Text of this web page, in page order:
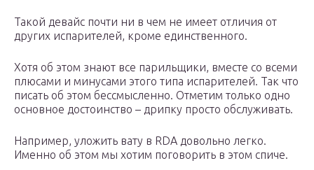
Такой девайс почти ни в чем не имеет отличия от
других испарителей, кроме единственного.
Хотя об этом знают все парильщики, вместе со всеми
плюсами и минусами этого типа испарителей. Так что
писать об этом бессмысленно. Отметим только одно
основное достоинство – дрипку просто обслуживать.
Например, уложить вату в RDA довольно легко.
Именно об этом мы хотим поговорить в этом спиче.